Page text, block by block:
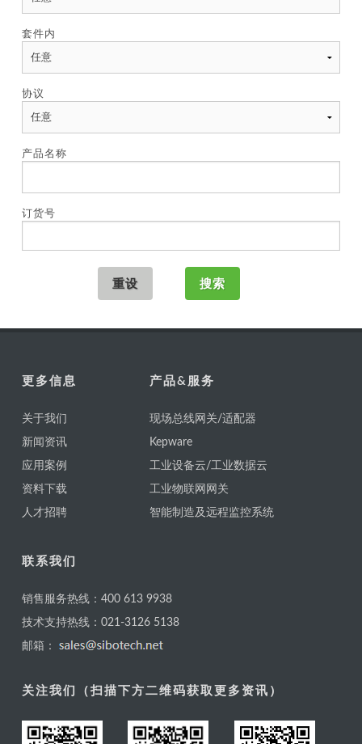
套件内
协议
产品名称
订货号
更多信息
关于我们
新闻资讯
应用案例
资料下载
人才招聘
产品&服务
现场总线网关/适配器
Kepware
工业设备云/工业数据云
工业物联网网关
智能制造及远程监控系统
联系我们
销售服务热线：400 613 9938
技术支持热线：021-3126 5138
邮箱：
关注我们（扫描下方二维码获取更多资讯）